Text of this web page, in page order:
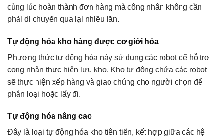
cùng lúc hoàn thành đơn hàng mà công nhân không cần
phải di chuyển qua lại nhiều lần.
Tự động hóa kho hàng được cơ giới hóa
Phương thức tự động hóa này sử dụng các robot để hỗ trợ
cong nhân thực hiện lưu kho. Kho tự động chứa các robot
sẽ thực hiện xếp hàng và giao chúng cho người chọn để
phân loại hoặc lấy đi.
Tự động hóa nâng cao
Đây là loại tự động hóa kho tiên tiến, kết hợp giữa các hệ